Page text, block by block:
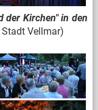
der Kirchen" in den
Vellmar)